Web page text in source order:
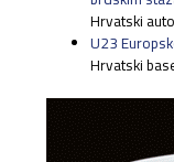
Hrvatski
U23
Hrvatski